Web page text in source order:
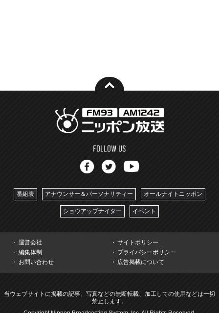
番組表 アナウンサー＆パーソナリティー オールナイトニッポン
ショウアップナイター イベント
運営会社
サイトポリシー
編集体制
プライバシーポリシー
お問い合わせ
広告掲載について
当ウェブサイトに掲載の記事、写真などの無断転載、加工しての使用などは一切
禁止します。